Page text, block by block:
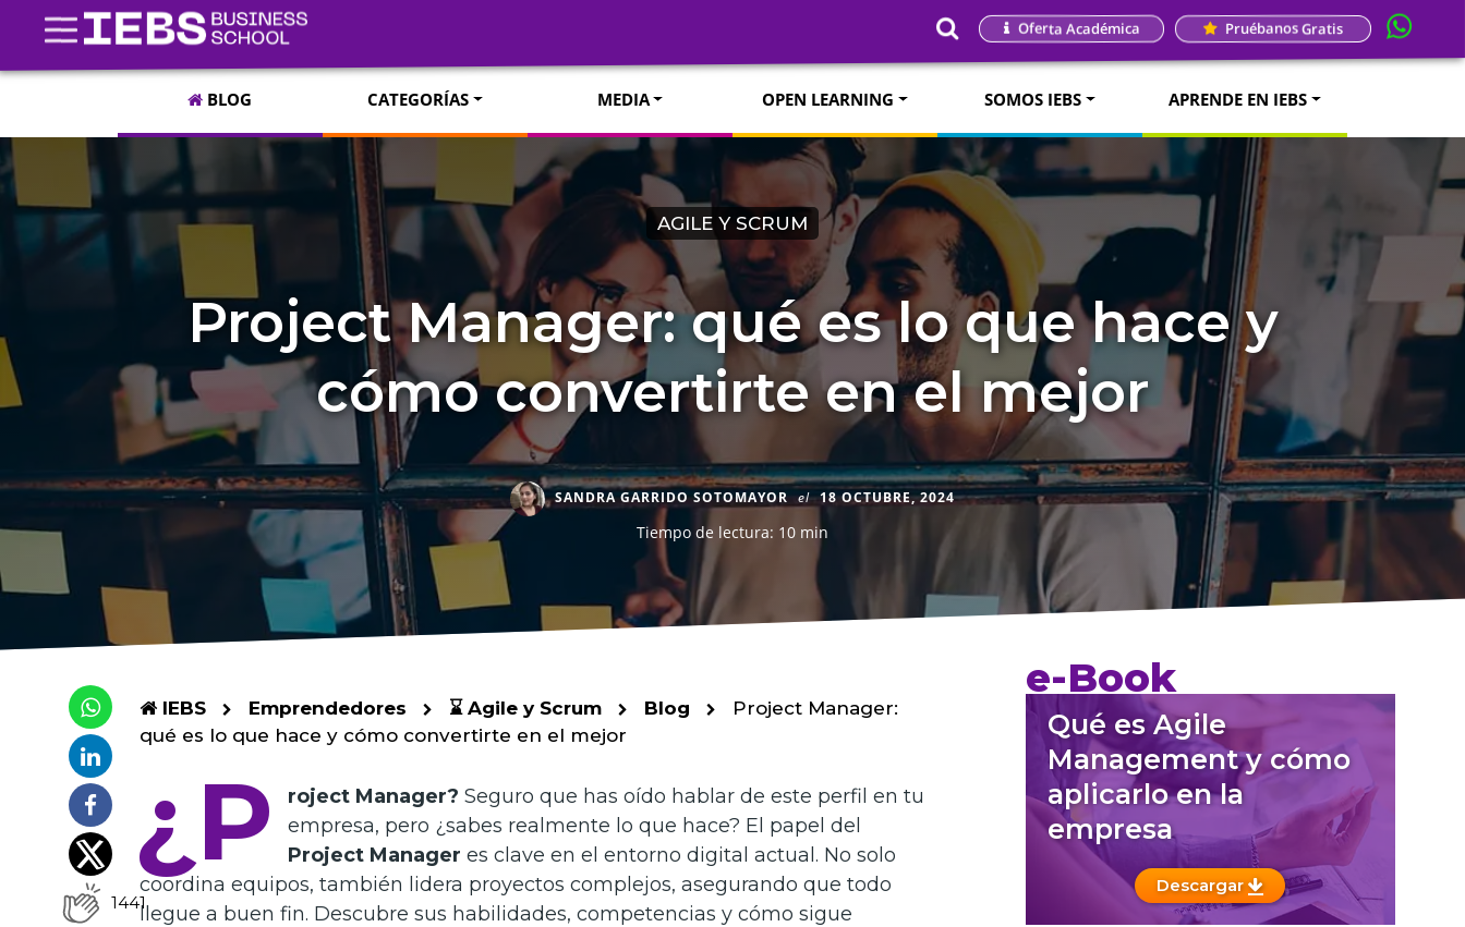
Oferta Académica Pruébanos Gratis
BLOG CATEGORÍAS MEDIA OPEN LEARNING SOMOS IEBS APRENDE EN IEBS
AGILE Y SCRUM
Project Manager: qué es lo que hace y
cómo convertirte en el mejor
SANDRA GARRIDO SOTOMAYOR el 18 OCTUBRE, 2024
Tiempo de lectura: 10 min
1441
IEBS Emprendedores ⌛ Agile y Scrum Blog
Project Manager:
qué es lo que hace y cómo convertirte en el mejor
¿P roject Manager? Seguro que has oído hablar de este perfil en tu
empresa, pero ¿sabes realmente lo que hace? El papel del
Project Manager es clave en el entorno digital actual. No solo
coordina equipos, también lidera proyectos complejos, asegurando que todo
llegue a buen fin. Descubre sus habilidades, competencias y cómo sigue
e-Book
Qué es Agile
Management y cómo
aplicarlo en la
empresa
Descargar